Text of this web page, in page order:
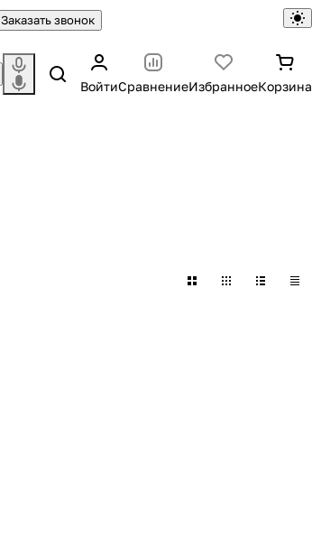
Заказать звонок
ВойтиСравнениеИзбранноеКорзина